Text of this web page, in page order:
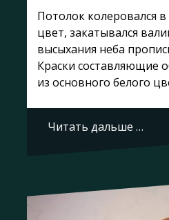
Потолок колеровался в
цвет, закатывался
высыхания неба
Краски составляющие
из основного белого
Читать дальше …